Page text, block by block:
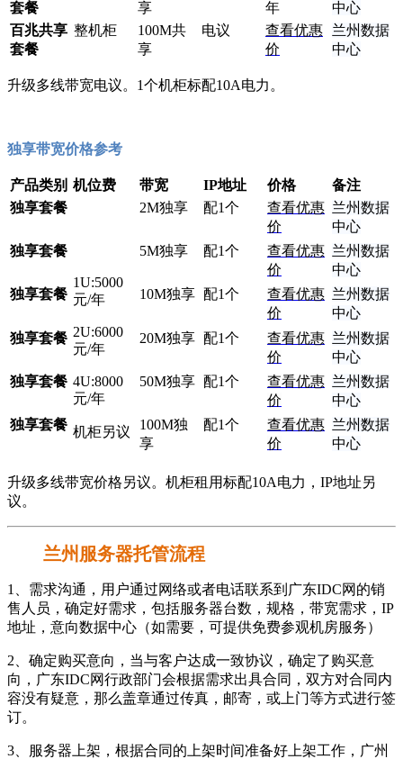
套餐 享 年
中心
百兆共享
套餐
整机柜
100M共
享
电议
查看优惠
价
兰州数据
中心
升级多线带宽电议。1个机柜标配10A电力。
独享带宽价格参考
产品类别 机位费 带宽 IP地址 价格
备注
独享套餐
1U:5000
元/年
2U:6000
元/年
4U:8000
元/年
机柜另议
2M独享 配1个
查看优惠
价
兰州数据
中心
独享套餐
5M独享 配1个
查看优惠
价
兰州数据
中心
独享套餐
10M独享 配1个
查看优惠
价
兰州数据
中心
独享套餐
20M独享 配1个
查看优惠
价
兰州数据
中心
独享套餐
50M独享 配1个
查看优惠
价
兰州数据
中心
独享套餐
100M独
享
配1个
查看优惠
价
兰州数据
中心
升级多线带宽价格另议。机柜租用标配10A电力，IP地址另
议。
兰州服务器托管流程
1、需求沟通，用户通过网络或者电话联系到广东IDC网的销
售人员，确定好需求，包括服务器台数，规格，带宽需求，IP
地址，意向数据中心（如需要，可提供免费参观机房服务）
2、确定购买意向，当与客户达成一致协议，确定了购买意
向，广东IDC网行政部门会根据需求出具合同，双方对合同内
容没有疑意，那么盖章通过传真，邮寄，或上门等方式进行签
订。
3、服务器上架，根据合同的上架时间准备好上架工作，广州